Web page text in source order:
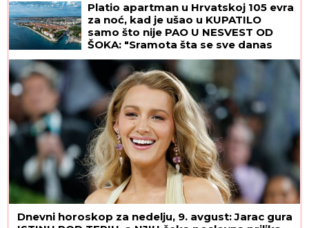
Platio apartman u Hrvatskoj 105 evra
za noć, kad je ušao u KUPATILO
samo što nije PAO U NESVEST OD
ŠOKA: "Sramota šta se sve danas
iznajmljuje"
Dnevni horoskop za nedelju, 9. avgust: Jarac gura